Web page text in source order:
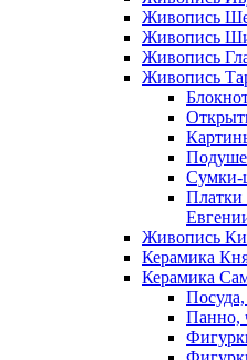
Живопись
Живопись
Живопись
Живопись
Сумки-
Платки
Живопись
Керамика
Керамика
Панно,